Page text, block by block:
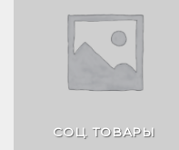
СОЦ. ТОВАРЫ